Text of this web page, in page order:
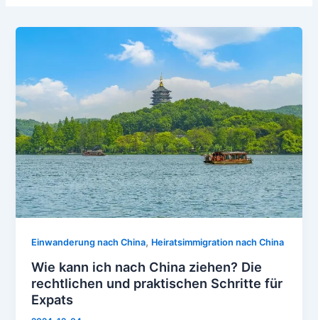
Einwanderung nach China, Heiratsimmigration nach China
Wie kann ich nach China ziehen? Die
rechtlichen und praktischen Schritte für
Expats
nach
ziehen?
Die
rechtlichen
und
praktischen
Schritte
für
Expats